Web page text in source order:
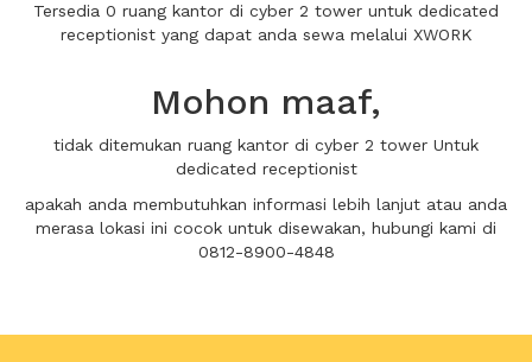
Tersedia 0 ruang kantor di cyber 2 tower untuk dedicated
receptionist yang dapat anda sewa melalui XWORK
Mohon maaf,
tidak ditemukan ruang kantor di cyber 2 tower Untuk
dedicated receptionist
apakah anda membutuhkan informasi lebih lanjut atau anda
merasa lokasi ini cocok untuk disewakan, hubungi kami di
0812-8900-4848